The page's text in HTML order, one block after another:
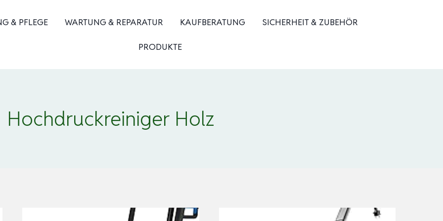
& PFLEGE WARTUNG & REPARATUR KAUFBERATUNG SICHERHEIT & ZUBEHÖR
PRODUKTE
Hochdruckreiniger Holz